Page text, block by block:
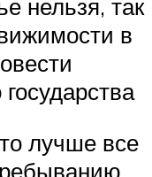
нельзя, так
в
лучше все